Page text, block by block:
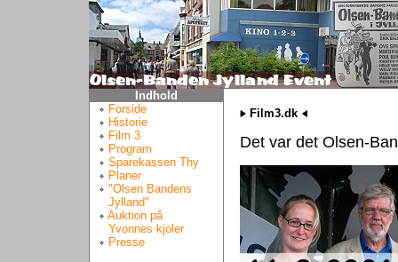
Indhold
Forside
Historie
Film 3
Program
Sparekassen Thy
Planer
"Olsen Bandens
Jylland"
Auktion på
Yvonnes kjoler
Presse
Film3.dk
Det var det Olsen-